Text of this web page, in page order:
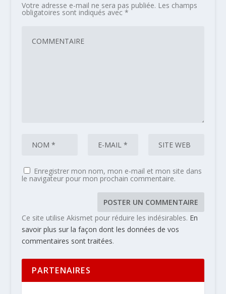
Votre adresse e-mail ne sera pas publiée. Les champs
obligatoires sont indiqués avec *
Enregistrer mon nom, mon e-mail et mon site dans
le navigateur pour mon prochain commentaire.
Ce site utilise Akismet pour réduire les indésirables. En
savoir plus sur la façon dont les données de vos
commentaires sont traitées.
PARTENAIRES